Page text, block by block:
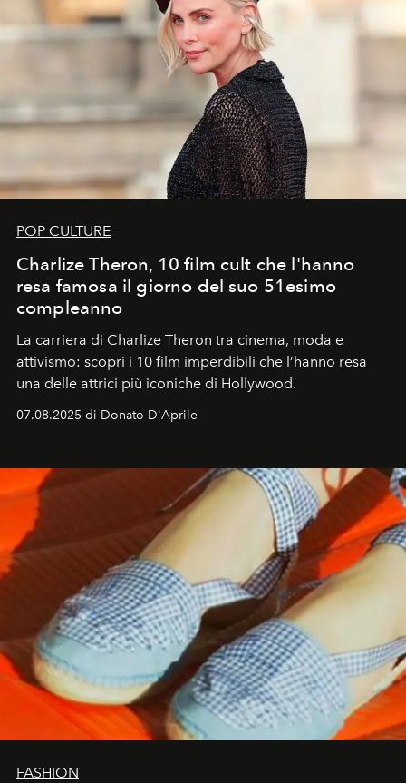
POP CULTURE
Charlize Theron, 10 film cult che l'hanno
resa famosa il giorno del suo 51esimo
compleanno
La carriera di Charlize Theron tra cinema, moda e
attivismo: scopri i 10 film imperdibili che l’hanno resa
una delle attrici più iconiche di Hollywood.
07.08.2025 di Donato D'Aprile
FASHION